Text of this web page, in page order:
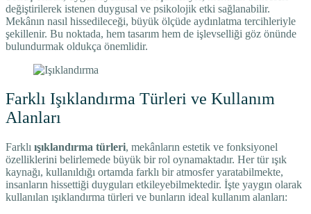
değiştirilerek istenen duygusal ve psikolojik etki sağlanabilir.
Mekânın nasıl hissedileceği, büyük ölçüde aydınlatma tercihleriyle
şekillenir. Bu noktada, hem tasarım hem de işlevselliği göz önünde
bulundurmak oldukça önemlidir.
Farklı Işıklandırma Türleri ve Kullanım
Alanları
Farklı ışıklandırma türleri, mekânların estetik ve fonksiyonel
özelliklerini belirlemede büyük bir rol oynamaktadır. Her tür ışık
kaynağı, kullanıldığı ortamda farklı bir atmosfer yaratabilmekte,
insanların hissettiği duyguları etkileyebilmektedir. İşte yaygın olarak
kullanılan ışıklandırma türleri ve bunların ideal kullanım alanları: